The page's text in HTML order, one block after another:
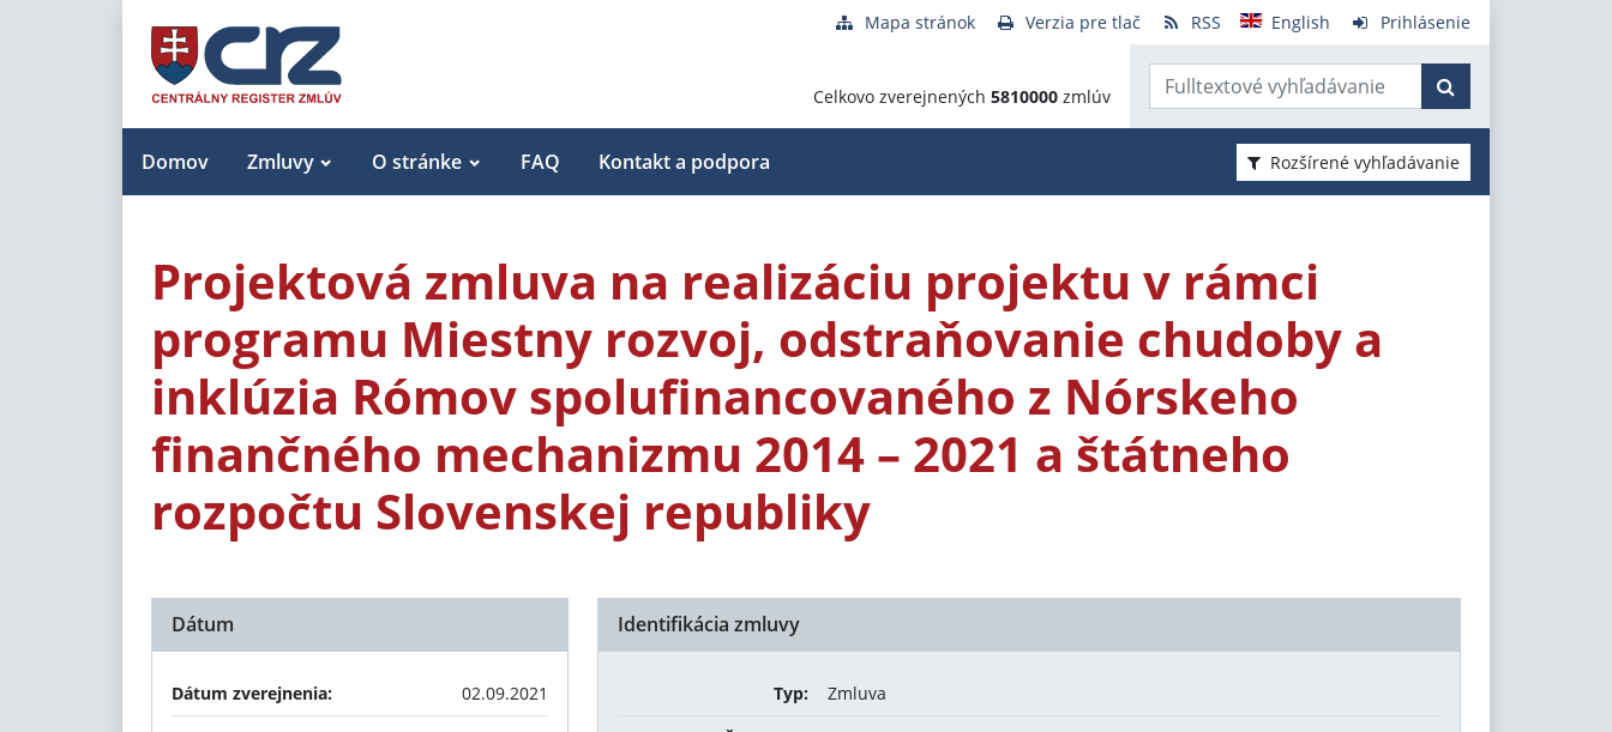
Mapa stránok Verzia pre tlač RSS English Prihlásenie
Celkovo zverejnených 5810000 zmlúv
Domov Zmluvy O stránke FAQ Kontakt a podpora Rozšírené vyhľadávanie
Projektová zmluva na realizáciu projektu v rámci
programu Miestny rozvoj, odstraňovanie chudoby a
inklúzia Rómov spolufinancovaného z Nórskeho
finančného mechanizmu 2014 – 2021 a štátneho
rozpočtu Slovenskej republiky
Identifikácia zmluvy
Typ:
Zmluva
Dátum
Dátum zverejnenia:
02.09.2021